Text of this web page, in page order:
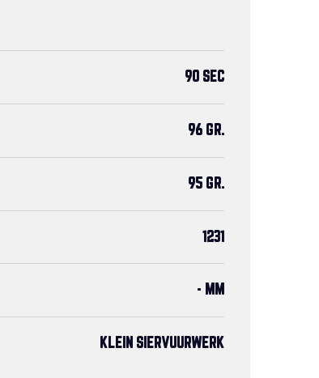
90 SEC
96 GR.
95 GR.
1231
- MM
KLEIN SIERVUURWERK